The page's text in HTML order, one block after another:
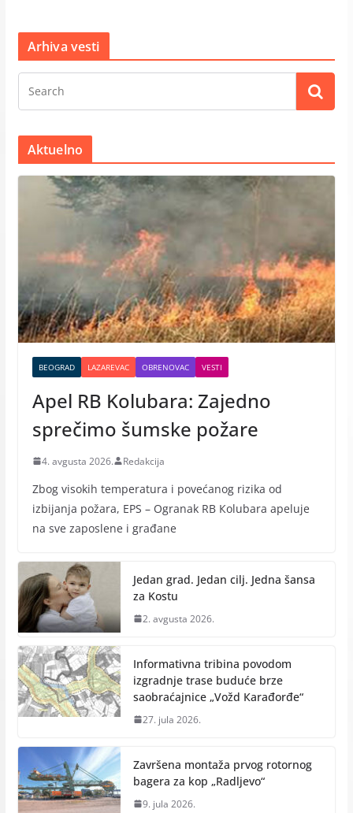
Arhiva vesti
Aktuelno
BEOGRAD LAZAREVAC OBRENOVAC VESTI
Apel RB Kolubara: Zajedno
sprečimo šumske požare
4. avgusta 2026. Redakcija
Zbog visokih temperatura i povećanog rizika od
izbijanja požara, EPS – Ogranak RB Кolubara apeluje
na sve zaposlene i građane
Jedan grad. Jedan cilj. Jedna šansa
za Kostu
2. avgusta 2026.
Informativna tribina povodom
izgradnje trase buduće brze
saobraćajnice „Vožd Кarađorđe“
27. jula 2026.
Završena montaža prvog rotornog
bagera za kop „Radlјevo“
9. jula 2026.